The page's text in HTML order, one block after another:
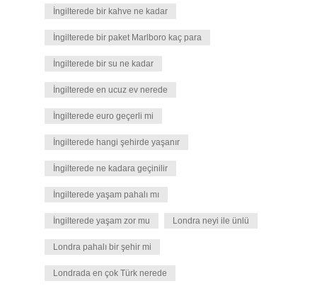
İngilterede bir kahve ne kadar
İngilterede bir paket Marlboro kaç para
İngilterede bir su ne kadar
İngilterede en ucuz ev nerede
İngilterede euro geçerli mi
İngilterede hangi şehirde yaşanır
İngilterede ne kadara geçinilir
İngilterede yaşam pahalı mı
İngilterede yaşam zor mu Londra neyi ile ünlü
Londra pahalı bir şehir mi
Londrada en çok Türk nerede